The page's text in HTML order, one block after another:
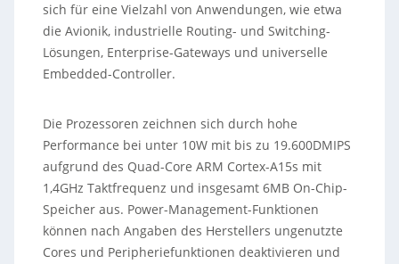
sich für eine Vielzahl von Anwendungen, wie etwa
die Avionik, industrielle Routing- und Switching-
Lösungen, Enterprise-Gateways und universelle
Embedded-Controller.
Die Prozessoren zeichnen sich durch hohe
Performance bei unter 10W mit bis zu 19.600DMIPS
aufgrund des Quad-Core ARM Cortex-A15s mit
1,4GHz Taktfrequenz und insgesamt 6MB On-Chip-
Speicher aus. Power-Management-Funktionen
können nach Angaben des Herstellers ungenutzte
Cores und Peripheriefunktionen deaktivieren und